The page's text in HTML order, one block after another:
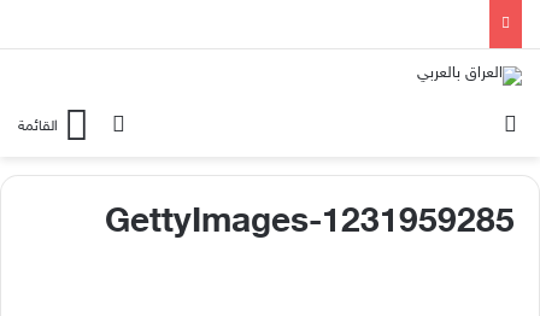
القائمةبحث عن
GettyImages-1231959285